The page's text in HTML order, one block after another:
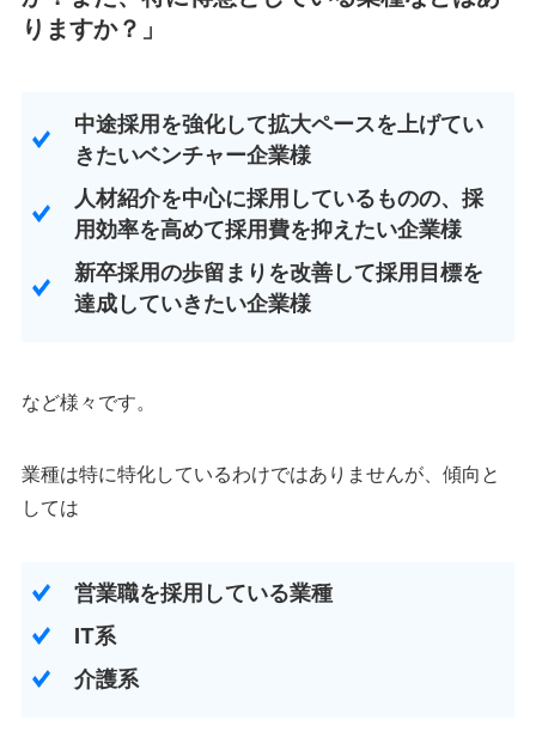
りますか？」
中途採用を強化して拡大ペースを上げてい
きたいベンチャー企業様
人材紹介を中心に採用しているものの、採
用効率を高めて採用費を抑えたい企業様
新卒採用の歩留まりを改善して採用目標を
達成していきたい企業様
など様々です。
業種は特に特化しているわけではありませんが、傾向と
しては
営業職を採用している業種
IT系
介護系